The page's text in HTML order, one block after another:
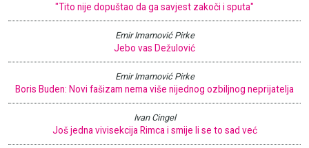
"Tito nije dopuštao da ga savjest zakoči i sputa"
Emir Imamović Pirke
Jebo vas Dežulović
Emir Imamović Pirke
Boris Buden: Novi fašizam nema više nijednog ozbiljnog neprijatelja
Ivan Cingel
Još jedna vivisekcija Rimca i smije li se to sad već